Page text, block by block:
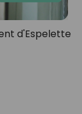
d'Espelette